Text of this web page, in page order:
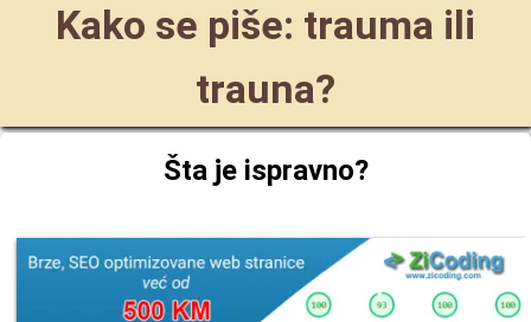
Kako se piše: trauma ili
trauna?
Šta je ispravno?